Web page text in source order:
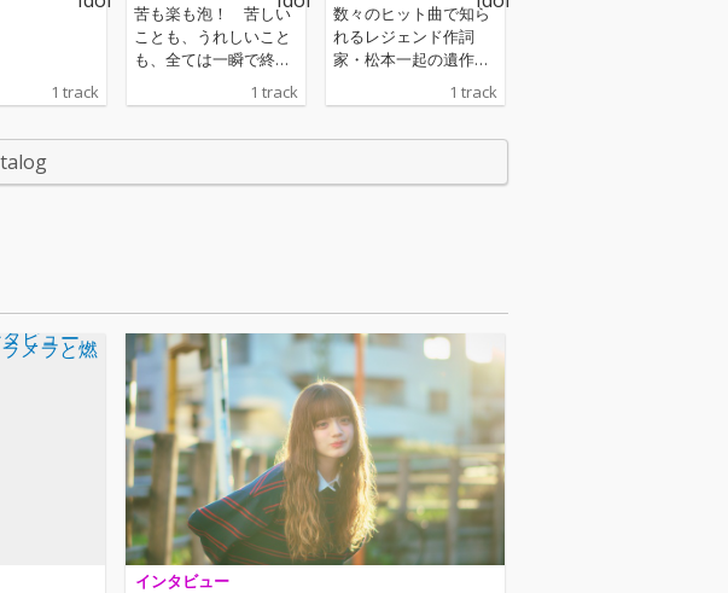
1 track
苦も楽も泡！ 苦しい
ことも、うれしいこと
も、全ては一瞬で終わ
るから。べちゃべちゃ
になりながらも生きて
1 track
数々のヒット曲で知ら
れるレジェンド作詞
家・松本一起の遺作と
なった忍者ソング。
「忍×忍（ニンニ
グを組み、世界に向け
て忍者の魅力と人と人
の繋がりの大切さを歌
う。
1 track
インタビュー